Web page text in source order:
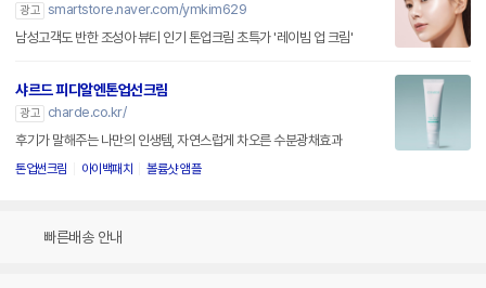
광고 smartstore.naver.com/ymkim629
남성고객도 반한 조성아 뷰티 인기 톤업크림 초특가 '레이빔 업 크림'
샤르드 피디알엔톤업선크림
광고
charde.co.kr/
후기가 말해주는 나만의 인생템, 자연스럽게 차오른 수분광채효과
톤업썬크림 아이백패치 볼륨샷 앰플
빠른배송 안내